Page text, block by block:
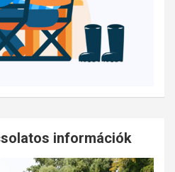
információk